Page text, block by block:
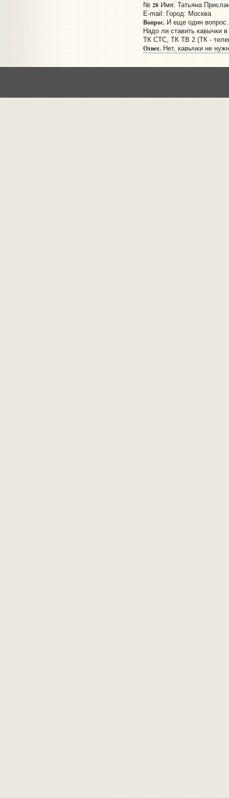
№ 28Имя: Татьяна
E-mail: Город: Москва
Вопрос.И еще один вопрос.
Надо ли ставить кавычки
ТК СТС, ТК ТВ 2 (ТК -
Ответ.Нет, кавычки не